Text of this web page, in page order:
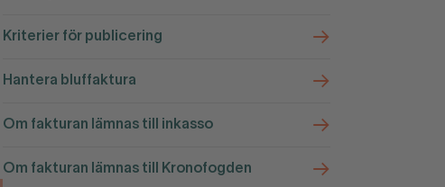
Kriterier för publicering
Hantera bluffaktura
Om fakturan lämnas till inkasso
Om fakturan lämnas till Kronofogden